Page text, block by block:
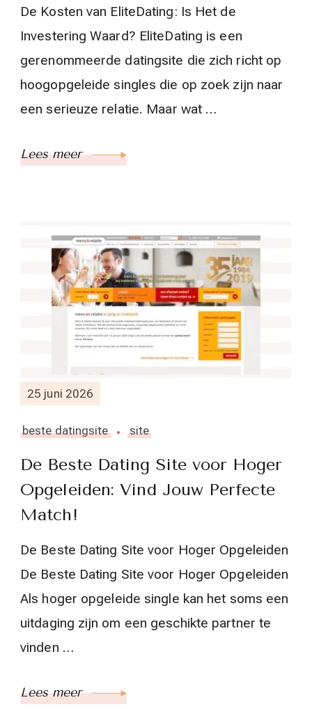
De Kosten van EliteDating: Is Het de
Investering Waard? EliteDating is een
gerenommeerde datingsite die zich richt op
hoogopgeleide singles die op zoek zijn naar
een serieuze relatie. Maar wat …
Lees meer
25 juni 2026
beste datingsite site
De Beste Dating Site voor Hoger
Opgeleiden: Vind Jouw Perfecte
Match!
De Beste Dating Site voor Hoger Opgeleiden
De Beste Dating Site voor Hoger Opgeleiden
Als hoger opgeleide single kan het soms een
uitdaging zijn om een geschikte partner te
vinden …
Lees meer